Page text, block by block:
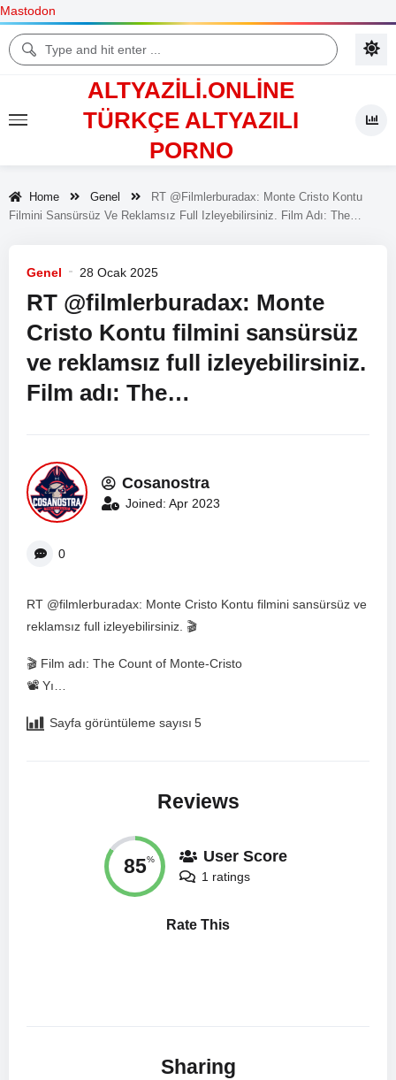
Mastodon
ALTYAZILI.ONLINE
TÜRKÇE ALTYAZILI
PORNO
Home Genel
RT @filmlerburadax: Monte Cristo Kontu
Filmini Sansürsüz Ve Reklamsız Full Izleyebilirsiniz. Film Adı: The…
Genel 28 Ocak 2025
RT @filmlerburadax: Monte
Cristo Kontu filmini sansürsüz
ve reklamsız full izleyebilirsiniz.
Film adı: The…
Cosanostra
Joined: Apr 2023
0
RT @filmlerburadax: Monte Cristo Kontu filmini sansürsüz ve
reklamsız full izleyebilirsiniz. 🎬
🎬 Film adı: The Count of Monte-Cristo
📽️ Yı…
Sayfa görüntüleme sayısı 5
Reviews
85% User Score
1 ratings
Rate This
Sharing